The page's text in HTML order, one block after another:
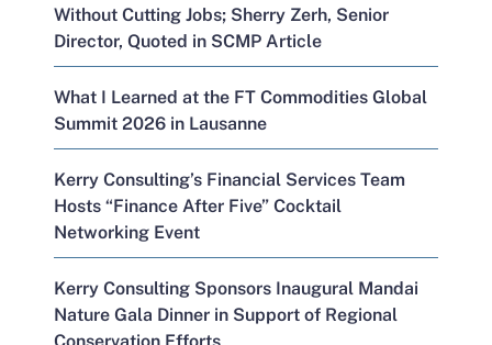
Without Cutting Jobs; Sherry Zerh, Senior
Director, Quoted in SCMP Article
What I Learned at the FT Commodities Global
Summit 2026 in Lausanne
Kerry Consulting’s Financial Services Team
Hosts “Finance After Five” Cocktail
Networking Event
Kerry Consulting Sponsors Inaugural Mandai
Nature Gala Dinner in Support of Regional